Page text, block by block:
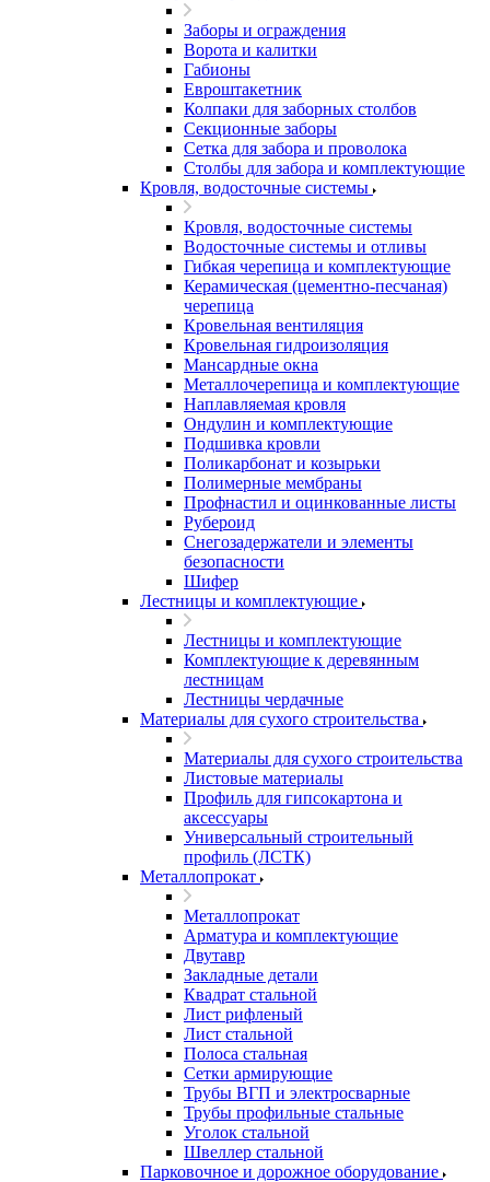
Заборы и ограждения
Ворота и калитки
Габионы
Евроштакетник
Колпаки для заборных столбов
Секционные заборы
Сетка для забора и проволока
Столбы для забора и комплектующие
Кровля, водосточные системы
Кровля, водосточные системы
Водосточные системы и отливы
Гибкая черепица и комплектующие
Керамическая (цементно-песчаная)
черепица
Кровельная вентиляция
Кровельная гидроизоляция
Мансардные окна
Металлочерепица и комплектующие
Наплавляемая кровля
Ондулин и комплектующие
Подшивка кровли
Поликарбонат и козырьки
Полимерные мембраны
Профнастил и оцинкованные листы
Рубероид
Снегозадержатели и элементы
безопасности
Шифер
Лестницы и комплектующие
Лестницы и комплектующие
Комплектующие к деревянным
лестницам
Лестницы чердачные
Материалы для сухого строительства
Материалы для сухого строительства
Листовые материалы
Профиль для гипсокартона и
аксессуары
Универсальный строительный
профиль (ЛСТК)
Металлопрокат
Металлопрокат
Арматура и комплектующие
Двутавр
Закладные детали
Квадрат стальной
Лист рифленый
Лист стальной
Полоса стальная
Сетки армирующие
Трубы ВГП и электросварные
Трубы профильные стальные
Уголок стальной
Швеллер стальной
Парковочное и дорожное оборудование